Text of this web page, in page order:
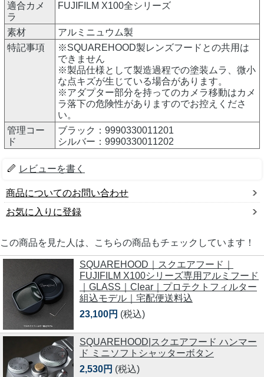
適合カメ
ラ
FUJIFILM X100全シリーズ
素材
アルミニュウム製
特記事項
※SQUAREHOOD製レンズフードとの共用は
できません
※製品仕様として製造過程での塗装ムラ、微小
な点キズが生じている場合があります。
※アダプター部分を持ってのカメラ移動はカメ
ラ落下の危険性がありますのでお控えくださ
い。
管理コー
ド
ブラック：9990330011201
シルバー：9990330011202
レビューを書く
商品についてのお問い合わせ
お気に入りに登録
この商品を見た人は、こちらの商品もチェックしています！
SQUAREHOOD｜スクエアフード｜
FUJIFILM X100シリーズ専用アルミフード
｜GLASS｜Clear｜プロテクトフィルター
組込モデル｜宅配便送料込
23,100円 (税込)
SQUAREHOOD|スクエアフード ハンマー
ド ミニソフトシャッターボタン
2,530円 (税込)